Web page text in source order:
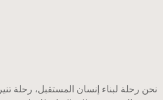
نحن رحلة لبناء إنسان المستقبل، رحلة تنير